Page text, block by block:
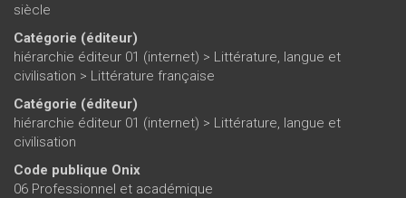
siècle
Catégorie (éditeur)
hiérarchie éditeur 01 (internet) > Littérature, langue et
civilisation > Littérature française
Catégorie (éditeur)
hiérarchie éditeur 01 (internet) > Littérature, langue et
civilisation
Code publique Onix
06 Professionnel et académique